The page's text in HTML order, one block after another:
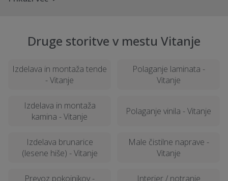
Druge storitve v mestu Vitanje
Izdelava in montaža tende
- Vitanje
Polaganje laminata -
Vitanje
Izdelava in montaža
kamina - Vitanje
Polaganje vinila - Vitanje
Izdelava brunarice
(lesene hiše) - Vitanje
Male čistilne naprave -
Vitanje
Prevoz pokojnikov -
Interier / notranje